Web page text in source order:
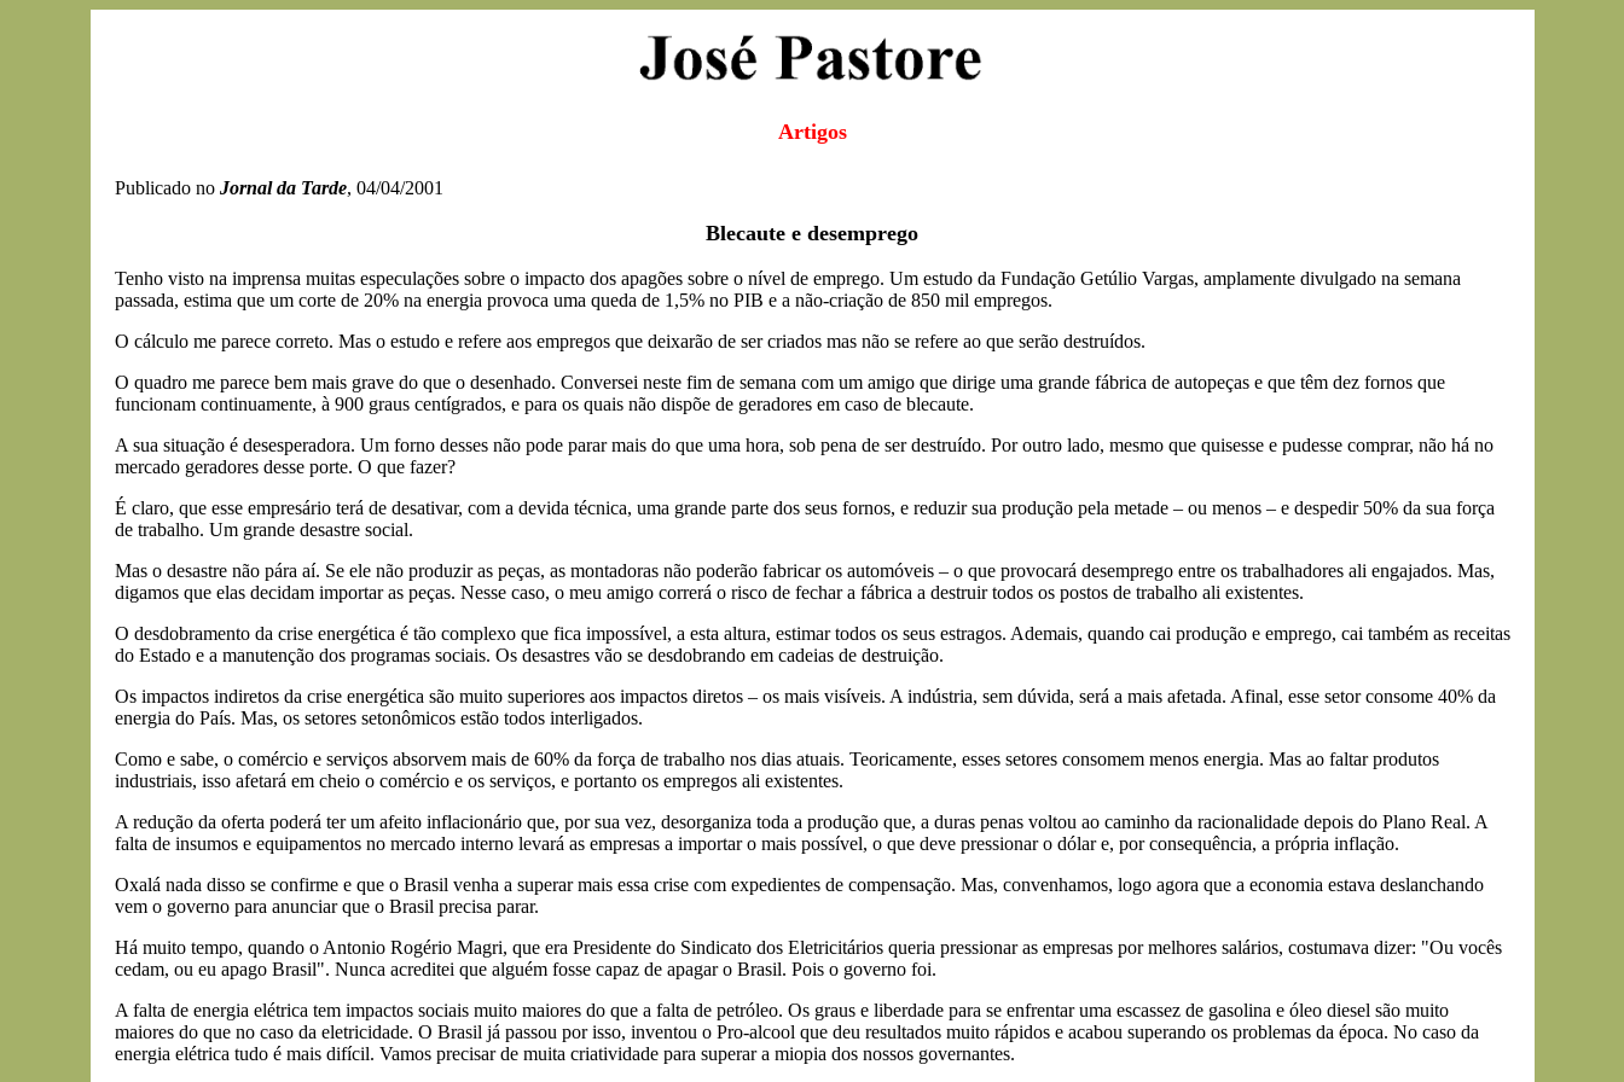
Artigos
Publicado no Jornal da Tarde, 04/04/2001
Blecaute e desemprego
Tenho visto na imprensa muitas especulações sobre o impacto dos apagões sobre o nível de emprego. Um estudo da Fundação Getúlio Vargas, amplamente divulgado na semana
passada, estima que um corte de 20% na energia provoca uma queda de 1,5% no PIB e a não-criação de 850 mil empregos.
O cálculo me parece correto. Mas o estudo e refere aos empregos que deixarão de ser criados mas não se refere ao que serão destruídos.
O quadro me parece bem mais grave do que o desenhado. Conversei neste fim de semana com um amigo que dirige uma grande fábrica de autopeças e que têm dez fornos que
funcionam continuamente, à 900 graus centígrados, e para os quais não dispõe de geradores em caso de blecaute.
A sua situação é desesperadora. Um forno desses não pode parar mais do que uma hora, sob pena de ser destruído. Por outro lado, mesmo que quisesse e pudesse comprar, não há no
mercado geradores desse porte. O que fazer?
É claro, que esse empresário terá de desativar, com a devida técnica, uma grande parte dos seus fornos, e reduzir sua produção pela metade – ou menos – e despedir 50% da sua força
de trabalho. Um grande desastre social.
Mas o desastre não pára aí. Se ele não produzir as peças, as montadoras não poderão fabricar os automóveis – o que provocará desemprego entre os trabalhadores ali engajados. Mas,
digamos que elas decidam importar as peças. Nesse caso, o meu amigo correrá o risco de fechar a fábrica a destruir todos os postos de trabalho ali existentes.
O desdobramento da crise energética é tão complexo que fica impossível, a esta altura, estimar todos os seus estragos. Ademais, quando cai produção e emprego, cai também as receitas
do Estado e a manutenção dos programas sociais. Os desastres vão se desdobrando em cadeias de destruição.
Os impactos indiretos da crise energética são muito superiores aos impactos diretos – os mais visíveis. A indústria, sem dúvida, será a mais afetada. Afinal, esse setor consome 40% da
energia do País. Mas, os setores setonômicos estão todos interligados.
Como e sabe, o comércio e serviços absorvem mais de 60% da força de trabalho nos dias atuais. Teoricamente, esses setores consomem menos energia. Mas ao faltar produtos
industriais, isso afetará em cheio o comércio e os serviços, e portanto os empregos ali existentes.
A redução da oferta poderá ter um afeito inflacionário que, por sua vez, desorganiza toda a produção que, a duras penas voltou ao caminho da racionalidade depois do Plano Real. A
falta de insumos e equipamentos no mercado interno levará as empresas a importar o mais possível, o que deve pressionar o dólar e, por consequência, a própria inflação.
Oxalá nada disso se confirme e que o Brasil venha a superar mais essa crise com expedientes de compensação. Mas, convenhamos, logo agora que a economia estava deslanchando
vem o governo para anunciar que o Brasil precisa parar.
Há muito tempo, quando o Antonio Rogério Magri, que era Presidente do Sindicato dos Eletricitários queria pressionar as empresas por melhores salários, costumava dizer: "Ou vocês
cedam, ou eu apago Brasil". Nunca acreditei que alguém fosse capaz de apagar o Brasil. Pois o governo foi.
A falta de energia elétrica tem impactos sociais muito maiores do que a falta de petróleo. Os graus e liberdade para se enfrentar uma escassez de gasolina e óleo diesel são muito
maiores do que no caso da eletricidade. O Brasil já passou por isso, inventou o Pro-alcool que deu resultados muito rápidos e acabou superando os problemas da época. No caso da
energia elétrica tudo é mais difícil. Vamos precisar de muita criatividade para superar a miopia dos nossos governantes.